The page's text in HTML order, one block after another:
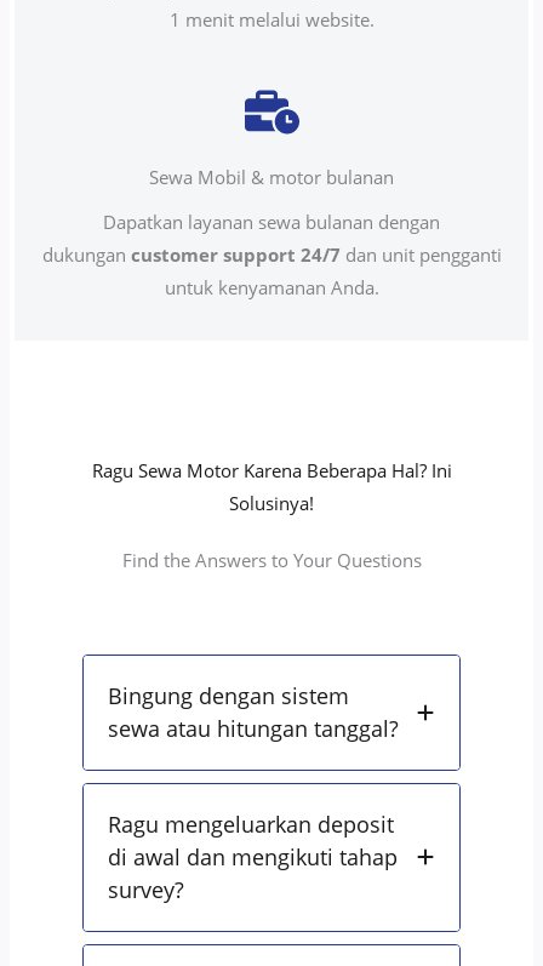
1 menit melalui website.
Sewa Mobil & motor bulanan
Dapatkan layanan sewa bulanan dengan
dukungan customer support 24/7 dan unit pengganti
untuk kenyamanan Anda.
Ragu Sewa Motor Karena Beberapa Hal? Ini
Solusinya!
Find the Answers to Your Questions
Bingung dengan sistem
sewa atau hitungan tanggal?
Ragu mengeluarkan deposit
di awal dan mengikuti tahap
survey?